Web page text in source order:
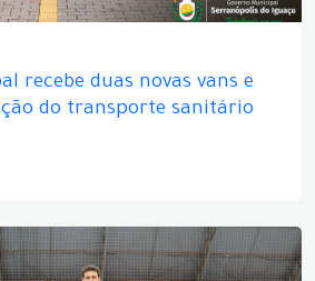
recebe duas novas vans e
do transporte sanitário